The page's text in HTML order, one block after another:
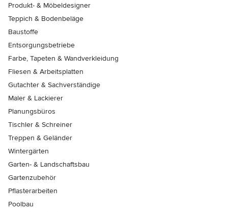
Produkt- & Möbeldesigner
Teppich & Bodenbeläge
Baustoffe
Entsorgungsbetriebe
Farbe, Tapeten & Wandverkleidung
Fliesen & Arbeitsplatten
Gutachter & Sachverständige
Maler & Lackierer
Planungsbüros
Tischler & Schreiner
Treppen & Geländer
Wintergärten
Garten- & Landschaftsbau
Gartenzubehör
Pflasterarbeiten
Poolbau